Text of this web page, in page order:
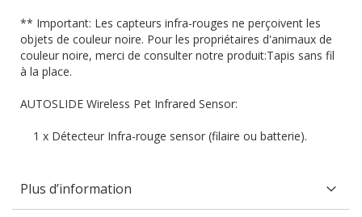
** Important: Les capteurs infra-rouges ne perçoivent les
objets de couleur noire. Pour les propriétaires d'animaux de
couleur noire, merci de consulter notre produit:Tapis sans fil
à la place.
AUTOSLIDE Wireless Pet Infrared Sensor:
1 x Détecteur Infra-rouge sensor (filaire ou batterie).
Plus d’information